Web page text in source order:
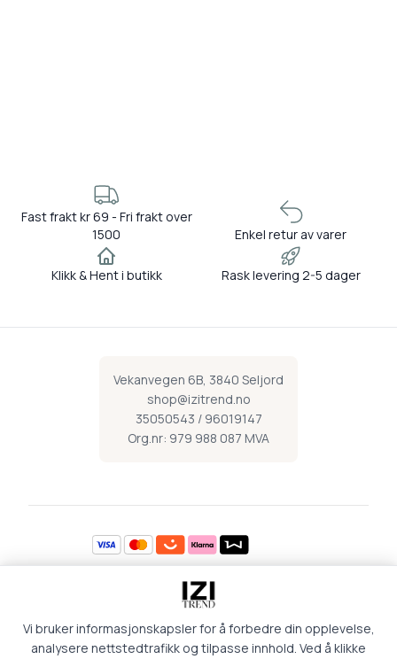
Fast frakt kr 69 - Fri frakt over
1500
Enkel retur av varer
Klikk & Hent i butikk Rask levering 2-5 dager
Vekanvegen 6B, 3840 Seljord
shop@izitrend.no
35050543 / 96019147
Org.nr: 979 988 087 MVA
Mandag 09:00-16:30
Onsdag 09:00-16:30
Torsdag 09:00-18:00
Fredag 09:00-16:30
Lørdag 09:00-15:00
Vi bruker informasjonskapsler for å forbedre din opplevelse,
analysere nettstedtrafikk og tilpasse innhold. Ved å klikke